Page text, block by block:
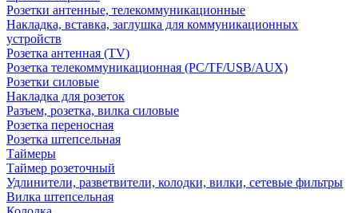
Розетки антенные, телекоммуникационные
Накладка, вставка, заглушка для коммуникационных
устройств
Розетка антенная (TV)
Розетка телекоммуникационная (PC/TF/USB/AUX)
Розетки силовые
Накладка для розеток
Разъем, розетка, вилка силовые
Розетка переносная
Розетка штепсельная
Таймеры
Таймер розеточный
Удлинители, разветвители, колодки, вилки, сетевые фильтры
Вилка штепсельная